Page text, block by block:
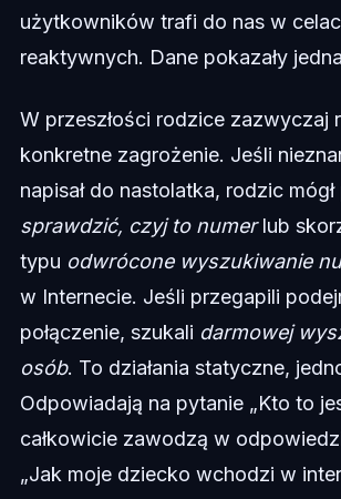
użytkowników trafi do nas w
reaktywnych. Dane pokazały
W przeszłości rodzice zazwyczaj
konkretne zagrożenie. Jeśli
napisał do nastolatka, rodzic
sprawdzić, czyj to numerlub
typu odwrócone wyszukiwanie
w Internecie. Jeśli przegapili
połączenie, szukali darmowej
osób. To działania statyczne,
Odpowiadają na pytanie „Kto to
całkowicie zawodzą w
„Jak moje dziecko wchodzi w